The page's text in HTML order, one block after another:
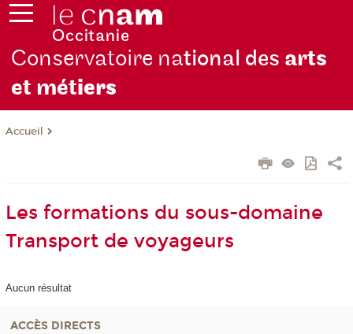
Conservatoire national des arts
et métiers
Accueil
Les formations du sous-domaine
Transport de voyageurs
Aucun résultat
ACCÈS DIRECTS